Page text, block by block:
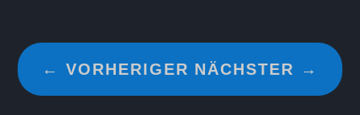
←VORHERIGER NÄCHSTER →